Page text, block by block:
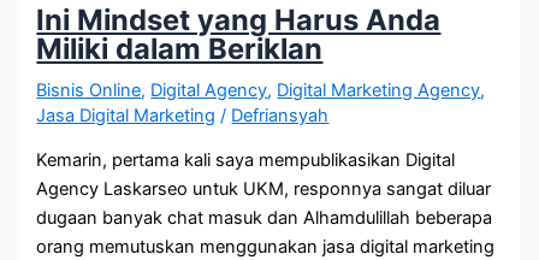
Ini Mindset yang Harus Anda
Miliki dalam Beriklan
Bisnis Online, Digital Agency, Digital Marketing Agency,
Jasa Digital Marketing / Defriansyah
Kemarin, pertama kali saya mempublikasikan Digital
Agency Laskarseo untuk UKM, responnya sangat diluar
dugaan banyak chat masuk dan Alhamdulillah beberapa
orang memutuskan menggunakan jasa digital marketing